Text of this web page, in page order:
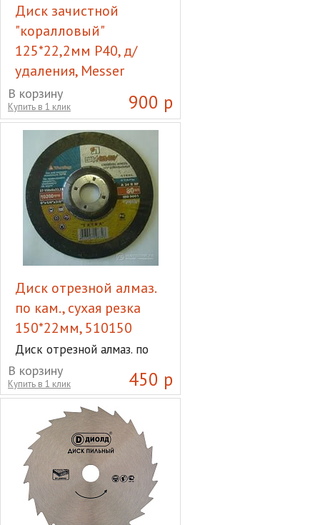
Диск зачистной
"коралловый"
125*22,2мм Р40, д/
удаления, Messer
Диск зачистной
"коралловый" 125*22,2мм
Р40, д/удаления, Messer
900 р
В корзину
Купить в 1 клик
Диск отрезной алмаз.
по кам., сухая резка
150*22мм, 510150
Диск отрезной алмаз. по
кам., сухая резка 150*22мм,
510150
450 р
В корзину
Купить в 1 клик